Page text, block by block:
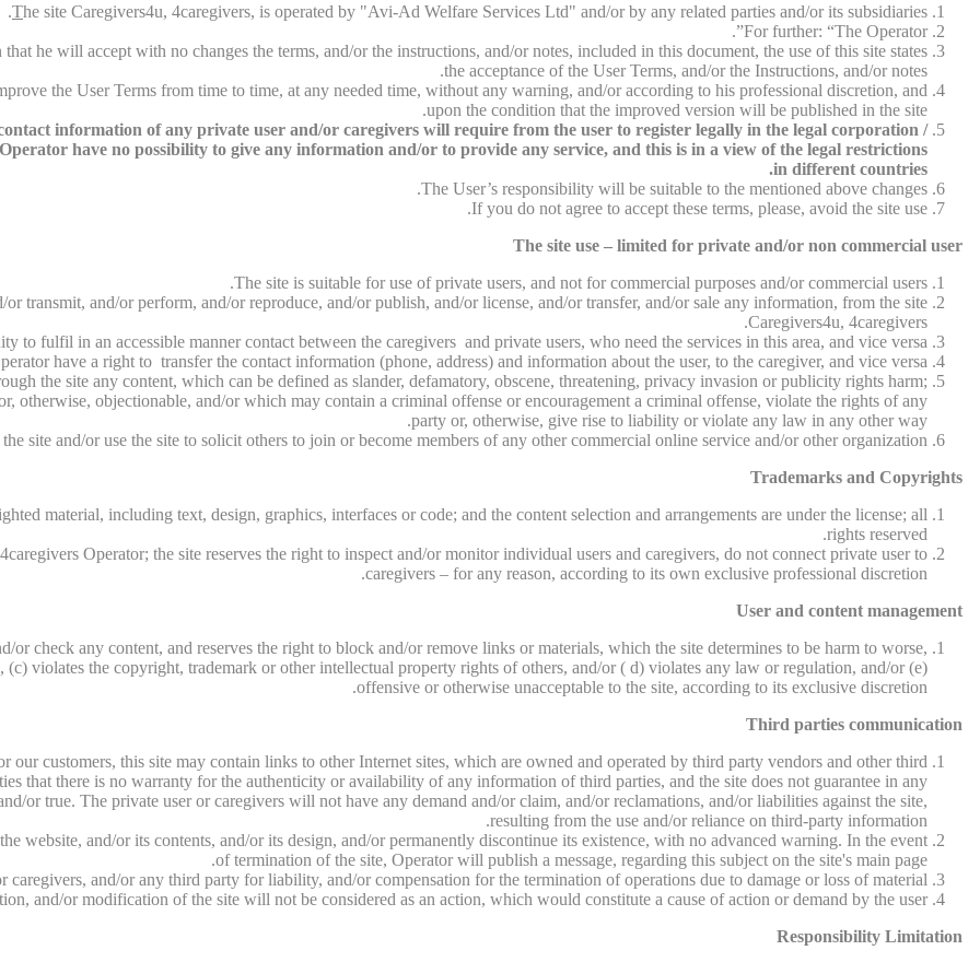
The site Caregivers4u, 4caregivers, is operated by "Avi-Ad Welfare Services Ltd" and/or by any related parties and/or its subsidiaries.
For further: “The Operator”.
he will accept with no changes the terms, and/or the instructions, and/or notes, included in this document, the use of this site states
the acceptance of the User Terms, and/or the Instructions, and/or notes.
the User Terms from time to time, at any needed time, without any warning, and/or according to his professional discretion, and
upon the condition that the improved version will be published in the site.
information of any private user and/or caregivers will require from the user to register legally in the legal corporation /
have no possibility to give any information and/or to provide any service, and this is in a view of the legal restrictions
in different countries.
The User’s responsibility will be suitable to the mentioned above changes.
If you do not agree to accept these terms, please, avoid the site use.
The site use – limited for private and/or non commercial user
The site is suitable for use of private users, and not for commercial purposes and/or commercial users.
transmit, and/or perform, and/or reproduce, and/or publish, and/or license, and/or transfer, and/or sale any information, from the site
Caregivers4u, 4caregivers.
to fulfil in an accessible manner contact between the caregivers and private users, who need the services in this area, and vice versa.
have a right to transfer the contact information (phone, address) and information about the user, to the caregiver, and vice versa.
the site any content, which can be defined as slander, defamatory, obscene, threatening, privacy invasion or publicity rights harm;
otherwise, objectionable, and/or which may contain a criminal offense or encouragement a criminal offense, violate the rights of any
party or, otherwise, give rise to liability or violate any law in any other way.
site and/or use the site to solicit others to join or become members of any other commercial online service and/or other organization.
Trademarks and Copyrights
material, including text, design, graphics, interfaces or code; and the content selection and arrangements are under the license; all
rights reserved.
Operator; the site reserves the right to inspect and/or monitor individual users and caregivers, do not connect private user to
caregivers – for any reason, according to its own exclusive professional discretion.
User and content management
check any content, and reserves the right to block and/or remove links or materials, which the site determines to be harm to worse,
violates the copyright, trademark or other intellectual property rights of others, and/or ( d) violates any law or regulation, and/or (e)
offensive or otherwise unacceptable to the site, according to its exclusive discretion.
Third parties communication
customers, this site may contain links to other Internet sites, which are owned and operated by third party vendors and other third
that there is no warranty for the authenticity or availability of any information of third parties, and the site does not guarantee in any
or true. The private user or caregivers will not have any demand and/or claim, and/or reclamations, and/or liabilities against the site,
resulting from the use and/or reliance on third-party information.
website, and/or its contents, and/or its design, and/or permanently discontinue its existence, with no advanced warning. In the event
of termination of the site, Operator will publish a message, regarding this subject on the site's main page.
and/or any third party for liability, and/or compensation for the termination of operations due to damage or loss of material.
and/or modification of the site will not be considered as an action, which would constitute a cause of action or demand by the user.
Responsibility Limitation